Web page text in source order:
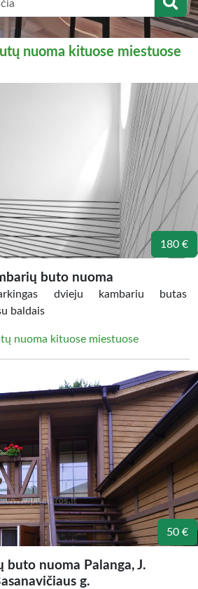
nuoma kituose miestuose
180 €
buto nuoma
dvieju kambariu butas
baldais
nuoma kituose miestuose
50 €
buto nuoma Palanga, J.
g.